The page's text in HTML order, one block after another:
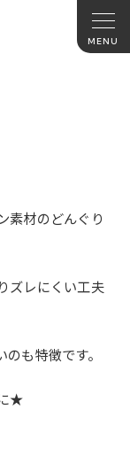
素材のどんぐり
ズレにくい工夫
も特徴です。
★